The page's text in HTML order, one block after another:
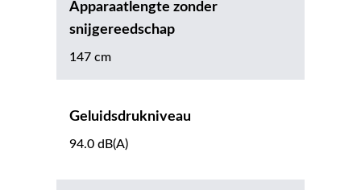
Apparaatlengte zonder
snijgereedschap
147 cm
Geluidsdrukniveau
94.0 dB(A)